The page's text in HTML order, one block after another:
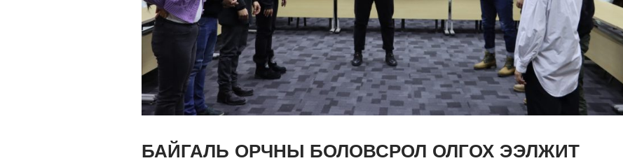
БАЙГАЛЬ ОРЧНЫ БОЛОВСРОЛ ОЛГОХ ЭЭЛЖИТ